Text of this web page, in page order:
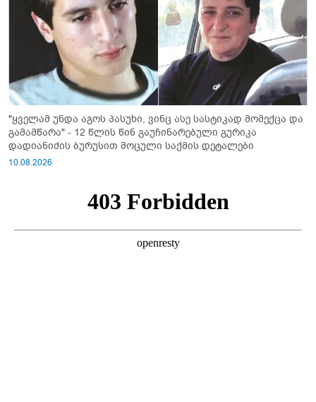
"ყველამ უნდა აგოს პასუხი, ვინც ასე სასტიკად მომექცა და
გამამწარა" - 12 წლის წინ გაუჩინარებული გურიკა
დადიანიძის ბურუსით მოცული საქმის დეტალები
10.08.2026